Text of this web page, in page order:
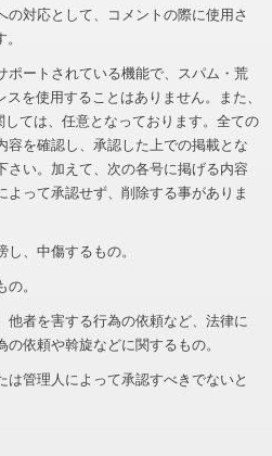
の対応として、コメントの際に使用さ
ポートされている機能で、スパム・荒
を使用することはありません。また、
しては、任意となっております。全ての
容を確認し、承認した上での掲載とな
さい。加えて、次の各号に掲げる内容
よって承認せず、削除する事がありま
、中傷するもの。
。
他者を害する行為の依頼など、法律に
依頼や斡旋などに関するもの。
は管理人によって承認すべきでないと